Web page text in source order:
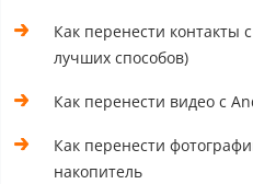
Как перенести контакты
лучших способов)
Как перенести видео с
Как перенести
накопитель